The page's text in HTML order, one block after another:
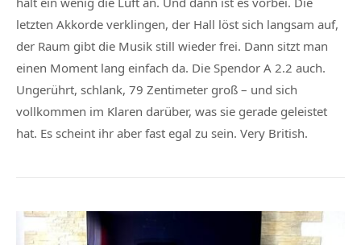
letzten Akkorde verklingen, der Hall löst sich langsam auf,
der Raum gibt die Musik still wieder frei. Dann sitzt man
einen Moment lang einfach da. Die Spendor A 2.2 auch.
Ungerührt, schlank, 79 Zentimeter groß – und sich
vollkommen im Klaren darüber, was sie gerade geleistet
hat. Es scheint ihr aber fast egal zu sein. Very British.